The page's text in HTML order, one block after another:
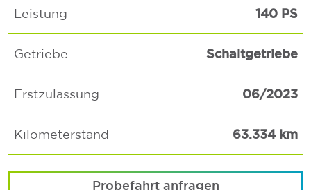
Leistung 140 PS
Getriebe Schaltgetriebe
Erstzulassung 06/2023
Kilometerstand 63.334 km
Probefahrt anfragen